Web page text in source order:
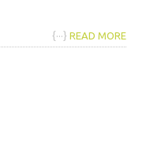
{···} READ MORE